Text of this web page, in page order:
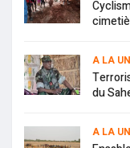
A LA
du
A LA